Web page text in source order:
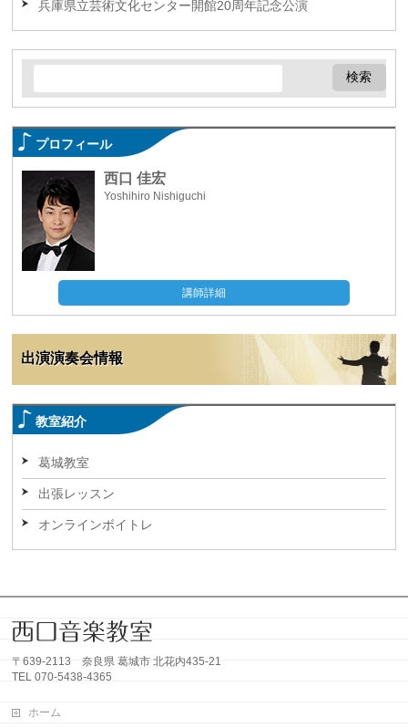
兵庫県立芸術文化センター開館20周年記念公演
プロフィール
西口 佳宏
Yoshihiro Nishiguchi
講師詳細
出演演奏会情報
教室紹介
葛城教室
出張レッスン
オンラインボイトレ
〒639-2113 奈良県 葛城市 北花内435-21
TEL 070-5438-4365
ホーム